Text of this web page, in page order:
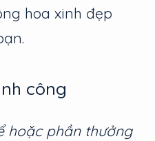
hoa xinh đẹp
công
hoặc phần thưởng